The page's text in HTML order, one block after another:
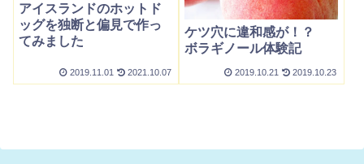
アイスランドのホットド
ッグを独断と偏見で作っ
てみました
2019.11.01 2021.10.07
ケツ穴に違和感が！？
ボラギノール体験記
2019.10.21 2019.10.23